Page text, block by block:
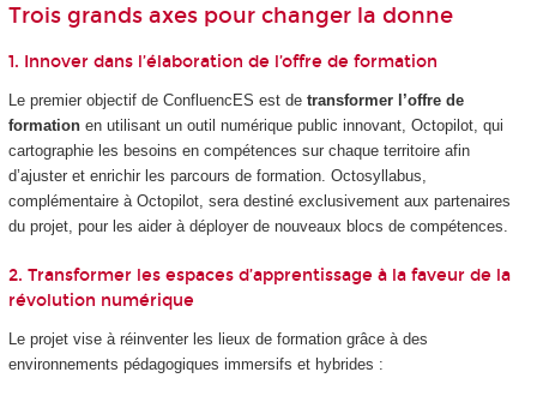
Trois grands axes pour changer la donne
1. Innover dans l’élaboration de l’offre de formation
Le premier objectif de ConfluencES est de transformer l’offre de
formationen utilisant un outil numérique public innovant, Octopilot, qui
cartographie les besoins en compétences sur chaque territoire afin
d’ajuster et enrichir les parcours de formation. Octosyllabus,
complémentaire à Octopilot, sera destiné exclusivement aux partenaires
du projet, pour les aider à déployer de nouveaux blocs de compétences.
2. Transformer les espaces d’apprentissage à la faveur de la
révolution numérique
Le projet vise à réinventer les lieux de formation grâce à des
environnements pédagogiques immersifs et hybrides :